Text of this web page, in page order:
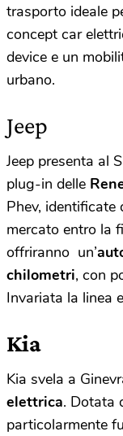
trasporto ideale
concept car
device e un
urbano.
Jeep
Jeep presenta al
plug-in delle
Phev, identificate
mercato entro la
offriranno un’
chilometri, con
Invariata la linea
Kia
Kia svela a
elettrica. Dotata
particolarmente